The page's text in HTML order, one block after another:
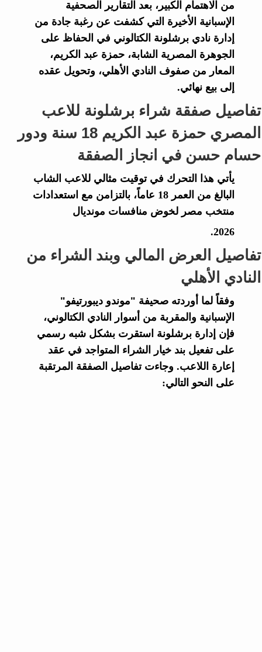
من الاهتمام الكبير، بعد التقارير الصحفية
الإسبانية الأخيرة التي كشفت عن رغبة جادة من
إدارة ناديبرشلونة الكتالوني في الحفاظ على
الجوهرة المصرية الشابة،حمزة عبد الكريم،
المعار من صفوف النادي الأهلي، وتحويل عقده
إلى بيع نهائي.
تفاصيل صفقة شراء برشلونة للاعب
المصري حمزة عبد الكريم 18 سنة ودور
حسام حسن في انجاز الصفقة
يأتي هذا التحرك في توقيت مثالي للاعب الشاب
البالغ من العمر 18 عاماً، بالتزامن مع استعدادات
منتخب مصر لخوض منافسات مونديال
2026.
تفاصيل العرض المالي وبند الشراء من
النادي الأهلي
وفقاً لما أوردته صحيفة "موندو ديبورتيفو"
الإسبانية والمقربة من أسوار النادي الكتالوني،
فإن إدارة برشلونة استقرت بشكل شبه رسمي
على تفعيل بند خيار الشراء المتواجد في عقد
إعارة اللاعب. وجاءت تفاصيل الصفقة المرتقبة
على النحو التالي: